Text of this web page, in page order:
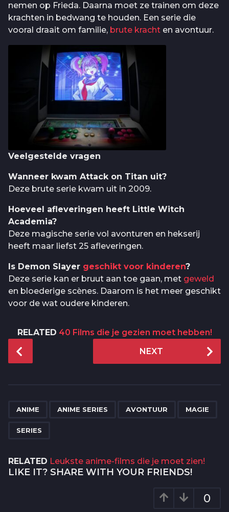
nemen op Frieda. Daarna moet ze trainen om deze
krachten in bedwang te houden. Een serie die
vooral draait om familie, brute kracht en avontuur.
Veelgestelde vragen
Wanneer kwam Attack on Titan uit?
Deze brute serie kwam uit in 2009.
Hoeveel afleveringen heeft Little Witch
Academia?
Deze magische serie vol avonturen en hekserij
heeft maar liefst 25 afleveringen.
Is Demon Slayer geschikt voor kinderen?
Deze serie kan er bruut aan toe gaan, met geweld
en bloederige scènes. Daarom is het meer geschikt
voor de wat oudere kinderen.
RELATED 40 Films die je gezien moet hebben!
P
a
t
NEXT
ANIME ANIME SERIES AVONTUUR MAGIE
SERIES
RELATED Leukste anime-films die je moet zien!
LIKE IT? SHARE WITH YOUR FRIENDS!
0